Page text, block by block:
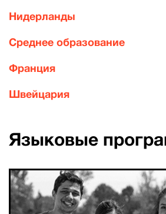
Нидерланды
Среднее образование
Франция
Швейцария
Языковые